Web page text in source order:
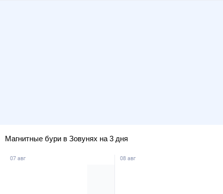
Магнитные бури в Зовунях на 3 дня
07 авг 08 авг